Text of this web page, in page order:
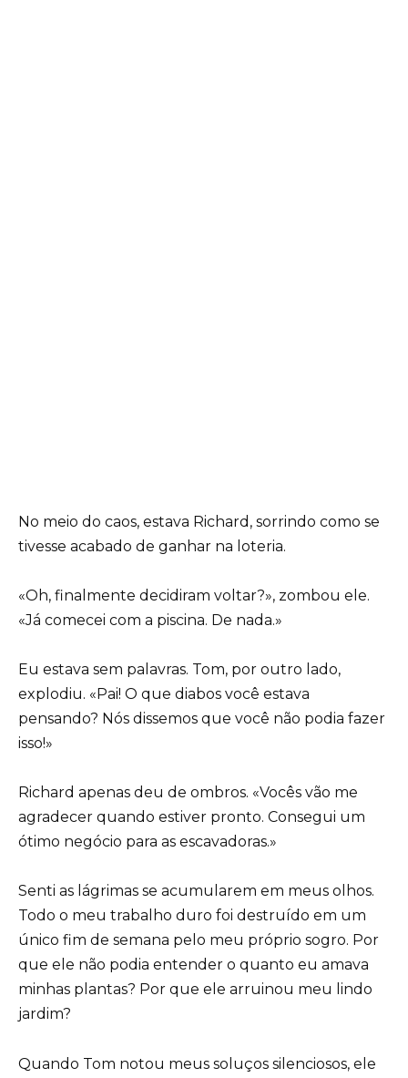
No meio do caos, estava Richard, sorrindo como se
tivesse acabado de ganhar na loteria.
«Oh, finalmente decidiram voltar?», zombou ele.
«Já comecei com a piscina. De nada.»
Eu estava sem palavras. Tom, por outro lado,
explodiu. «Pai! O que diabos você estava
pensando? Nós dissemos que você não podia fazer
isso!»
Richard apenas deu de ombros. «Vocês vão me
agradecer quando estiver pronto. Consegui um
ótimo negócio para as escavadoras.»
Senti as lágrimas se acumularem em meus olhos.
Todo o meu trabalho duro foi destruído em um
único fim de semana pelo meu próprio sogro. Por
que ele não podia entender o quanto eu amava
minhas plantas? Por que ele arruinou meu lindo
jardim?
Quando Tom notou meus soluços silenciosos, ele